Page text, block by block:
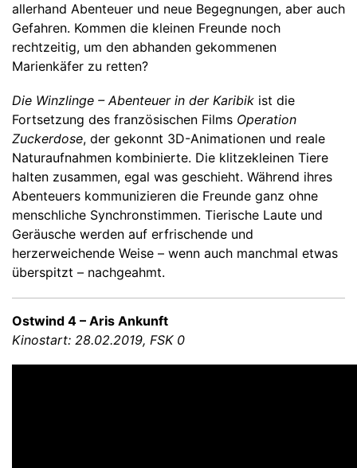
allerhand Abenteuer und neue Begegnungen, aber auch
Gefahren. Kommen die kleinen Freunde noch
rechtzeitig, um den abhanden gekommenen
Marienkäfer zu retten?
Die Winzlinge – Abenteuer in der Karibik ist die
Fortsetzung des französischen Films Operation
Zuckerdose, der gekonnt 3D-Animationen und reale
Naturaufnahmen kombinierte. Die klitzekleinen Tiere
halten zusammen, egal was geschieht. Während ihres
Abenteuers kommunizieren die Freunde ganz ohne
menschliche Synchronstimmen. Tierische Laute und
Geräusche werden auf erfrischende und
herzerweichende Weise – wenn auch manchmal etwas
überspitzt – nachgeahmt.
Ostwind 4 – Aris Ankunft
Kinostart: 28.02.2019, FSK 0